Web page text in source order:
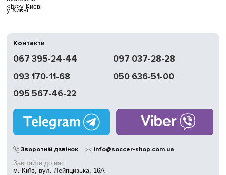
у Києві
Контакти
067 395-24-44
097 037-28-28
093 170-11-68
050 636-51-00
095 567-46-22
Зворотній дзвінок info@soccer-shop.com.ua
Завітайте до нас:
м. Київ, вул. Лейпцизька, 16А